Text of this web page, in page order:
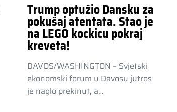
Trump optužio Dansku za
pokušaj atentata. Stao je
na LEGO kockicu pokraj
kreveta!
DAVOS/WASHINGTON – Svjetski
ekonomski forum u Davosu jutros
je naglo prekinut, a…